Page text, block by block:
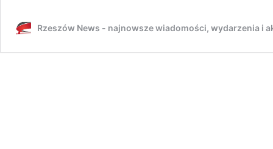
Rzeszów News - najnowsze wiadomości, wydarzenia i